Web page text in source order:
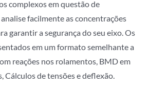
complexos em questão de
facilmente as concentrações
garantir a segurança do seu eixo. Os
em um formato semelhante a
reações nos rolamentos, BMD em
Cálculos de tensões e deflexão.